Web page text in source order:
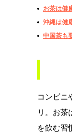
お茶は健
沖縄は健
中国茶も
コンビニ
リ。お茶
を飲む習